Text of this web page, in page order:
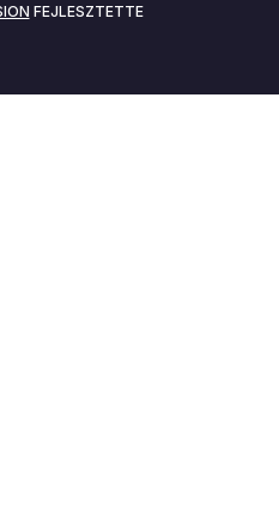
FEJLESZTETTE